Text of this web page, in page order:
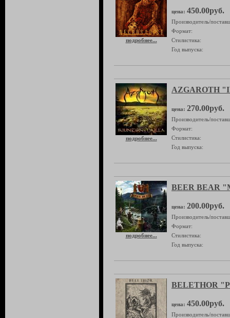
подробнее...
цена: 450.00руб.
Производитель/
Формат:
Стилистика:
Год выпуска:
подробнее...
AZGAROTH
цена: 270.00руб.
Производитель/
Формат:
Стилистика:
Год выпуска:
подробнее...
BEER BEAR
цена: 200.00руб.
Производитель/
Формат:
Стилистика:
Год выпуска:
BELETHOR
цена: 450.00руб.
Производитель/